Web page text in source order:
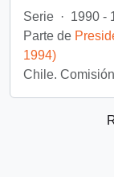
Serie · 1990 -
Parte de
1994)
Chile.